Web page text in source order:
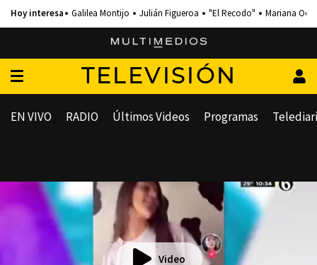
Galilea Montijo Julián Figueroa "El Recodo" Mariana
TELEVISIÓN
EN VIVO RADIO Últimos Videos Programas
Video